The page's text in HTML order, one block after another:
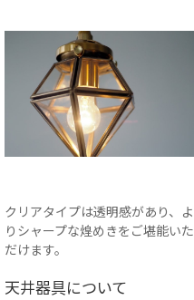
クリアタイプは透明感があり、よ
りシャープな煌めきをご堪能いた
だけます。
天井器具について